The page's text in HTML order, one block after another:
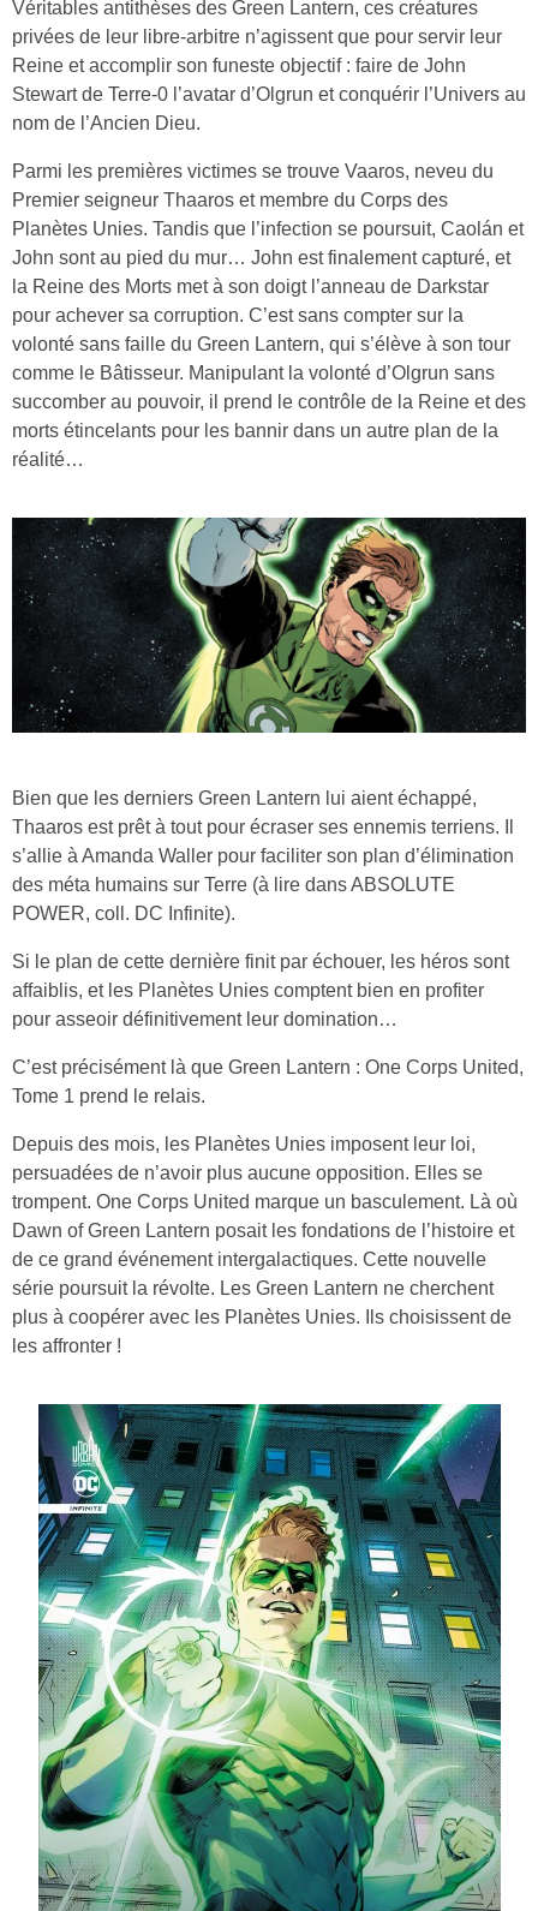
Véritables antithèses des Green Lantern, ces créatures
privées de leur libre-arbitre n’agissent que pour servir leur
Reine et accomplir son funeste objectif : faire de John
Stewart de Terre-0 l’avatar d’Olgrun et conquérir l’Univers au
nom de l’Ancien Dieu.
Parmi les premières victimes se trouve Vaaros, neveu du
Premier seigneur Thaaros et membre du Corps des
Planètes Unies. Tandis que l’infection se poursuit, Caolán et
John sont au pied du mur… John est finalement capturé, et
la Reine des Morts met à son doigt l’anneau de Darkstar
pour achever sa corruption. C’est sans compter sur la
volonté sans faille du Green Lantern, qui s’élève à son tour
comme le Bâtisseur. Manipulant la volonté d’Olgrun sans
succomber au pouvoir, il prend le contrôle de la Reine et des
morts étincelants pour les bannir dans un autre plan de la
réalité…
Bien que les derniers Green Lantern lui aient échappé,
Thaaros est prêt à tout pour écraser ses ennemis terriens. Il
s’allie à Amanda Waller pour faciliter son plan d’élimination
des méta humains sur Terre (à lire dans ABSOLUTE
POWER, coll. DC Infinite).
Si le plan de cette dernière finit par échouer, les héros sont
affaiblis, et les Planètes Unies comptent bien en profiter
pour asseoir définitivement leur domination…
C’est précisément là que Green Lantern : One Corps United,
Tome 1 prend le relais.
Depuis des mois, les Planètes Unies imposent leur loi,
persuadées de n’avoir plus aucune opposition. Elles se
trompent. One Corps United marque un basculement. Là où
Dawn of Green Lantern posait les fondations de l’histoire et
de ce grand événement intergalactiques. Cette nouvelle
série poursuit la révolte. Les Green Lantern ne cherchent
plus à coopérer avec les Planètes Unies. Ils choisissent de
les affronter !